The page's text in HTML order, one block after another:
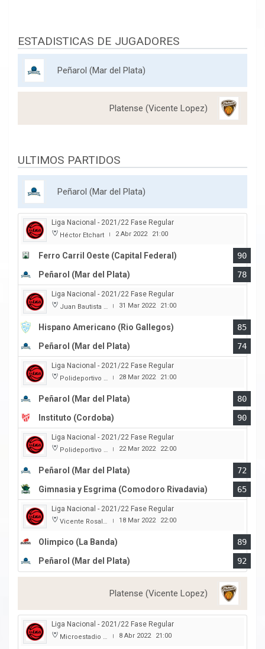
ESTADISTICAS DE JUGADORES
Peñarol (Mar del Plata)
Platense (Vicente Lopez)
ULTIMOS PARTIDOS
Peñarol (Mar del Plata)
Liga Nacional - 2021/22 Fase Regular
Héctor Etchart | 2 Abr 2022 21:00
Ferro Carril Oeste (Capital Federal)
90
Peñarol (Mar del Plata)
78
Liga Nacional - 2021/22 Fase Regular
Juan Bautista Rocha | 31 Mar 2022 21:00
Hispano Americano (Rio Gallegos)
85
Peñarol (Mar del Plata)
74
Liga Nacional - 2021/22 Fase Regular
Polideportivo Islas Malvinas | 28 Mar 2022 21:00
Peñarol (Mar del Plata)
80
Instituto (Cordoba)
90
Liga Nacional - 2021/22 Fase Regular
Polideportivo Islas Malvinas | 22 Mar 2022 22:00
Peñarol (Mar del Plata)
72
Gimnasia y Esgrima (Comodoro Rivadavia)
65
Liga Nacional - 2021/22 Fase Regular
Vicente Rosales | 18 Mar 2022 22:00
Olimpico (La Banda)
89
Peñarol (Mar del Plata)
92
Platense (Vicente Lopez)
Liga Nacional - 2021/22 Fase Regular
Microestadio Ciudad de Vicente Lopez | 8 Abr 2022 21:00